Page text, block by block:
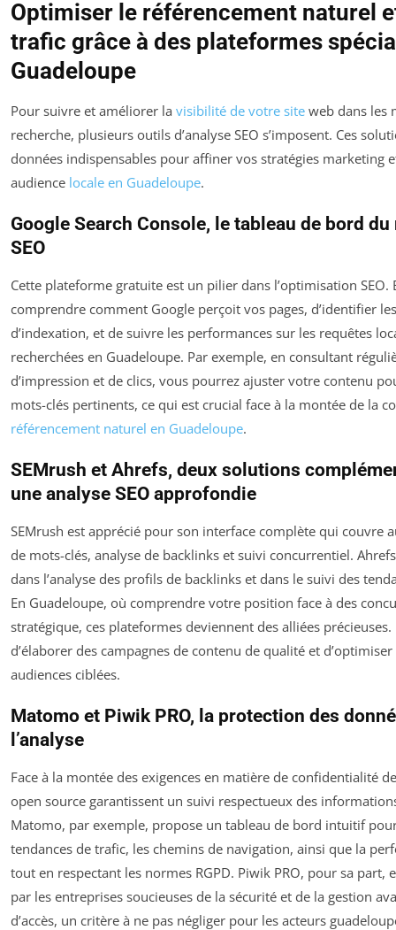
Optimiser le référencement naturel
trafic grâce à des plateformes
Guadeloupe
Pour suivre et améliorer la visibilité de votre site web dans les
recherche, plusieurs outils d’analyse SEO s’imposent. Ces
données indispensables pour affiner vos stratégies marketing
audience locale en Guadeloupe.
Google Search Console, le tableau de bord
SEO
Cette plateforme gratuite est un pilier dans l’optimisation SEO.
comprendre comment Google perçoit vos pages, d’identifier
d’indexation, et de suivre les performances sur les requêtes
recherchées en Guadeloupe. Par exemple, en consultant
d’impression et de clics, vous pourrez ajuster votre contenu
mots-clés pertinents, ce qui est crucial face à la montée de la
référencement naturel en Guadeloupe.
SEMrush et Ahrefs, deux solutions
une analyse SEO approfondie
SEMrush est apprécié pour son interface complète qui couvre
de mots-clés, analyse de backlinks et suivi concurrentiel.
dans l’analyse des profils de backlinks et dans le suivi des
En Guadeloupe, où comprendre votre position face à des
stratégique, ces plateformes deviennent des alliées
d’élaborer des campagnes de contenu de qualité et
audiences ciblées.
Matomo et Piwik PRO, la protection des
l’analyse
Face à la montée des exigences en matière de confidentialité
open source garantissent un suivi respectueux des
Matomo, par exemple, propose un tableau de bord intuitif
tendances de trafic, les chemins de navigation, ainsi que la
tout en respectant les normes RGPD. Piwik PRO, pour sa part,
par les entreprises soucieuses de la sécurité et de la gestion
d’accès, un critère à ne pas négliger pour les acteurs